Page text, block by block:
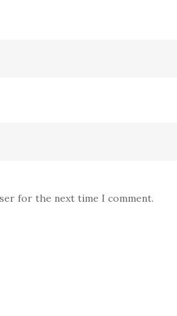
for the next time I comment.